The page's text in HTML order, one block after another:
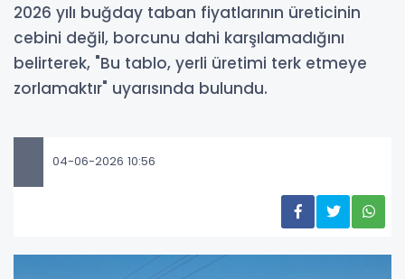
2026 yılı buğday taban fiyatlarının üreticinin
cebini değil, borcunu dahi karşılamadığını
belirterek, "Bu tablo, yerli üretimi terk etmeye
zorlamaktır" uyarısında bulundu.
04-06-2026 10:56